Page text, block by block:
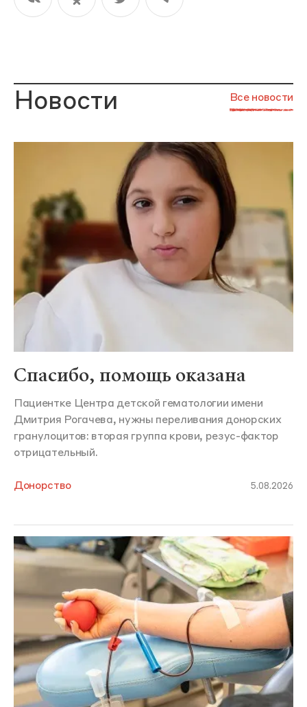
Новости Все новости
Спасибо, помощь оказана
Пациентке Центра детской гематологии имени
Дмитрия Рогачева, нужны переливания донорских
гранулоцитов: вторая группа крови, резус-фактор
отрицательный.
Донорство 5.08.2026